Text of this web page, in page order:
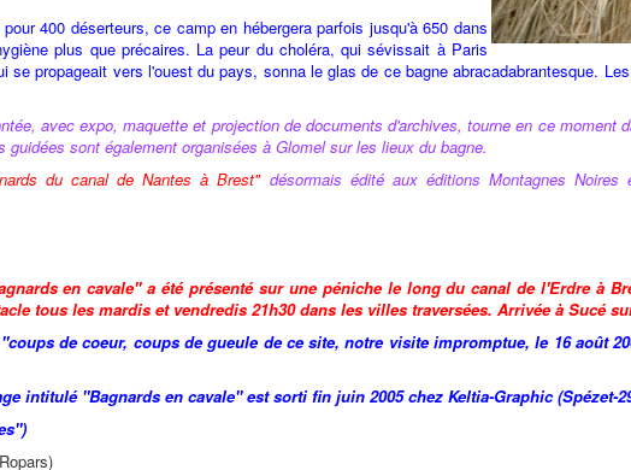
400 déserteurs, ce camp en hébergera parfois jusqu'à 650 dans
plus que précaires. La peur du choléra, qui sévissait à Paris
se propageait vers l'ouest du pays, sonna le glas de ce bagne abracadabrantesque.
avec expo, maquette et projection de documents d'archives, tourne en ce moment
guidées sont également organisées à Glomel sur les lieux du bagne.
du canal de Nantes à Brest"désormais édité aux éditions Montagnes
en cavale" a été présenté sur une péniche le long du canal de l'Erdre à
tous les mardis et vendredis 21h30 dans les villes traversées. Arrivée à Sucé
de coeur, coups de gueule de ce site, notre visite impromptue, le 16 août
intitulé "Bagnards en cavale" est sorti fin juin 2005 chez Keltia-Graphic (Spézet-